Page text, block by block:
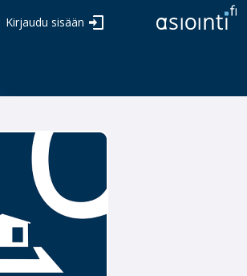
Kirjaudu sisään